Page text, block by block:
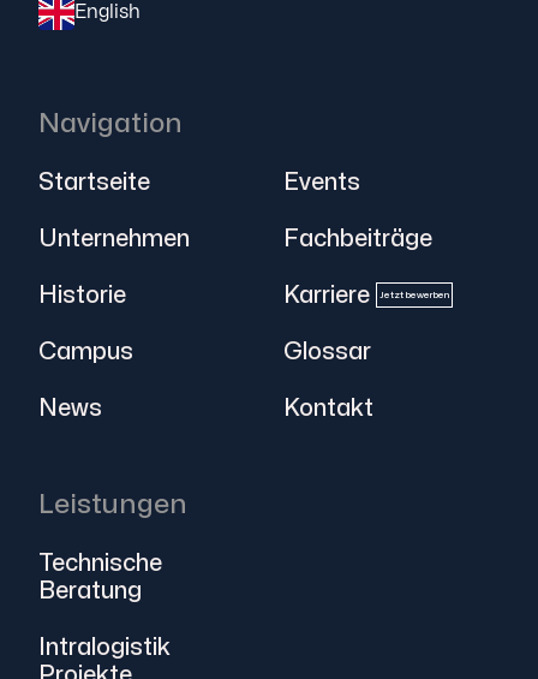
English
Navigation
Startseite
Unternehmen
Historie
Campus
News
Events
Fachbeiträge
Karriere Jetzt bewerben
Glossar
Kontakt
Leistungen
Technische
Beratung
Intralogistik
Projekte